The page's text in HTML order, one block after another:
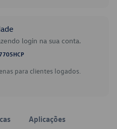
login na sua conta.
para clientes logados.
Aplicações